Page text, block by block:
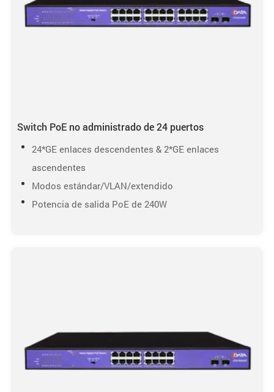
Switch PoE no administrado de 24 puertos
24*GE enlaces descendentes & 2*GE enlaces
ascendentes
Modos estándar/VLAN/extendido
Potencia de salida PoE de 240W